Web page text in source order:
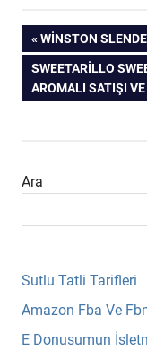
Yazı
gezinmesi
PREVIOUS
POST:
WINSTON
NEXT
POST:
SWEETARILLO
AROMALI SATIŞI
Ara
Sutlu Tatli Tarifleri
Amazon Fba Ve
E Donusumun